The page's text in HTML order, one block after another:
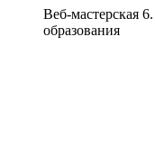
Веб-мастерская
образования